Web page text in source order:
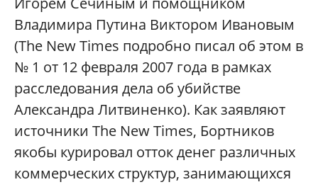
Владимира Путина Виктором Ивановым
(The New Times подробно писал об этом в
№ 1 от 12 февраля 2007 года в рамках
расследования дела об убийстве
Александра Литвиненко). Как заявляют
источники The New Times, Бортников
якобы курировал отток денег различных
коммерческих структур, занимающихся